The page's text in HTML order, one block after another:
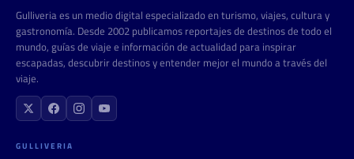
Gulliveria es un medio digital especializado en turismo, viajes, cultura y
gastronomía. Desde 2002 publicamos reportajes de destinos de todo el
mundo, guías de viaje e información de actualidad para inspirar
escapadas, descubrir destinos y entender mejor el mundo a través del
viaje.
GULLIVERIA